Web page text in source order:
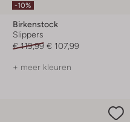
-10%
Birkenstock
Slippers
€ 119,99 € 107,99
+ meer kleuren